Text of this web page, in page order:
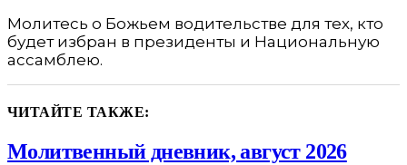
Молитесь о Божьем водительстве для тех, кто
будет избран в президенты и Национальную
ассамблею.
ЧИТАЙТЕ ТАКЖЕ:
Молитвенный дневник, август 2026